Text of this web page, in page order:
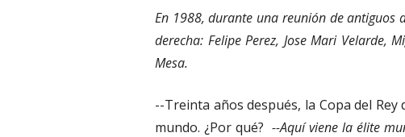
En 1988, durante una reunión de antiguos
derecha: Felipe Perez, Jose Mari Velarde,
Mesa.
--Treinta años después, la Copa del
mundo. ¿Por qué? --Aquí viene la élite